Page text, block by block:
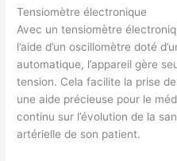
Tensiomètre électronique
Avec un tensiomètre
l’aide d’un oscillomètre doté
automatique, l’appareil gère
tension. Cela facilite la prise
une aide précieuse pour le
continu sur l’évolution de la
artérielle de son patient.